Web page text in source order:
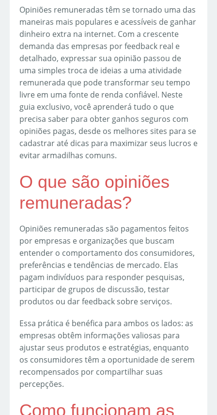
Opiniões remuneradas têm se tornado uma das
maneiras mais populares e acessíveis de ganhar
dinheiro extra na internet. Com a crescente
demanda das empresas por feedback real e
detalhado, expressar sua opinião passou de
uma simples troca de ideias a uma atividade
remunerada que pode transformar seu tempo
livre em uma fonte de renda confiável. Neste
guia exclusivo, você aprenderá tudo o que
precisa saber para obter ganhos seguros com
opiniões pagas, desde os melhores sites para se
cadastrar até dicas para maximizar seus lucros e
evitar armadilhas comuns.
O que são opiniões
remuneradas?
Opiniões remuneradas são pagamentos feitos
por empresas e organizações que buscam
entender o comportamento dos consumidores,
preferências e tendências de mercado. Elas
pagam indivíduos para responder pesquisas,
participar de grupos de discussão, testar
produtos ou dar feedback sobre serviços.
Essa prática é benéfica para ambos os lados: as
empresas obtêm informações valiosas para
ajustar seus produtos e estratégias, enquanto
os consumidores têm a oportunidade de serem
recompensados por compartilhar suas
percepções.
Como funcionam as